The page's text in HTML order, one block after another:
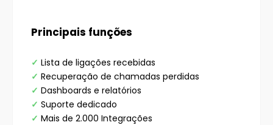
Principais funções
✓ Lista de ligações recebidas
✓ Recuperação de chamadas perdidas
✓ Dashboards e relatórios
✓ Suporte dedicado
✓ Mais de 2.000 Integrações